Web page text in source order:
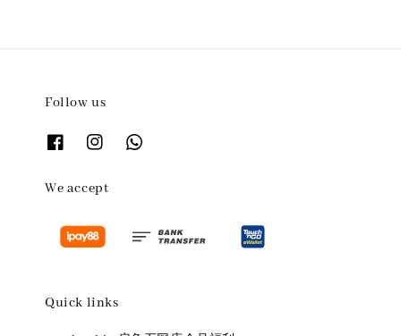
Follow us
We accept
Quick links